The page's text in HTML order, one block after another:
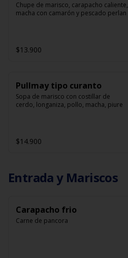
Chupe de marisco, carapacho caliente,
macha con camarón y pescado perlan
$13.900
Pullmay tipo curanto
Sopa de marisco con costillar de
cerdo, longaniza, pollo, macha, piure
$14.900
Entrada y Mariscos
Carapacho frio
Carne de pancora